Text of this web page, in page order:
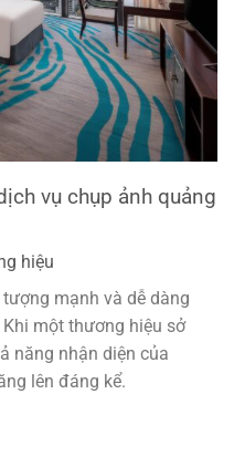
vụ chụp ảnh quảng
hiệu
mạnh và dễ dàng
một thương hiệu sở
năng nhận diện của
lên đáng kể.